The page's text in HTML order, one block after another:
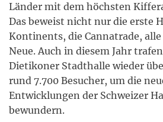
Länder mit dem höchsten
Das beweist nicht nur die erste
Kontinents, die Cannatrade, alle
Neue. Auch in diesem Jahr
Dietikoner Stadthalle wieder
rund 7.700 Besucher, um die
Entwicklungen der Schweizer
bewundern.